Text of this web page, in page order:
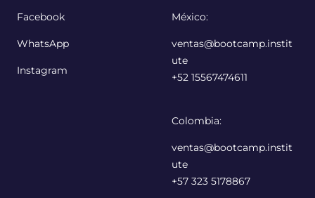
Facebook
WhatsApp
Instagram
México:
ventas@bootcamp.instit
ute
+52 15567474611
Colombia:
ventas@bootcamp.instit
ute
+57 323 5178867